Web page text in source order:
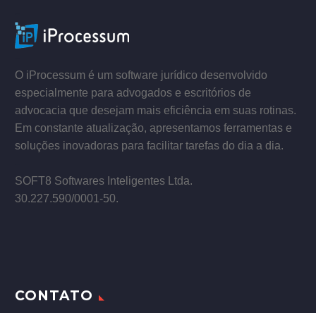
O iProcessum é um software jurídico desenvolvido
especialmente para advogados e escritórios de
advocacia que desejam mais eficiência em suas rotinas.
Em constante atualização, apresentamos ferramentas e
soluções inovadoras para facilitar tarefas do dia a dia.
SOFT8 Softwares Inteligentes Ltda.
30.227.590/0001­-50.
CONTATO